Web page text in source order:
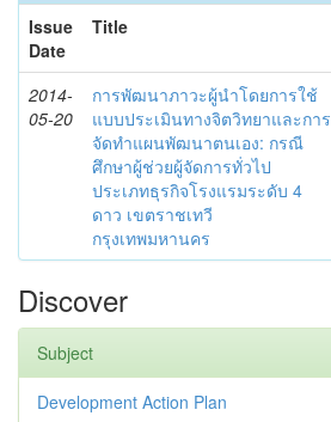
Issue
Date
Title
2014-
05-20
การพัฒนาภาวะผู้นำโดยการใช้
แบบประเมินทางจิตวิทยาและการ
จัดทำแผนพัฒนาตนเอง: กรณี
ศึกษาผู้ช่วยผู้จัดการทั่วไป
ประเภทธุรกิจโรงแรมระดับ 4
ดาว เขตราชเทวี
กรุงเทพมหานคร
Discover
Subject
Development Action Plan